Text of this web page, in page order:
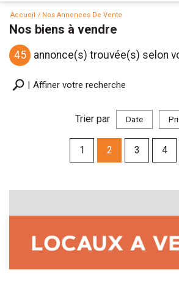
Accueil Nos Annonces De Vente
Nos biens à vendre
45 annonce(s) trouvée(s) selon
Affiner votre recherche
VENTE IMMOBILIER
Rechercher
Trier par Date
1 2 3 4